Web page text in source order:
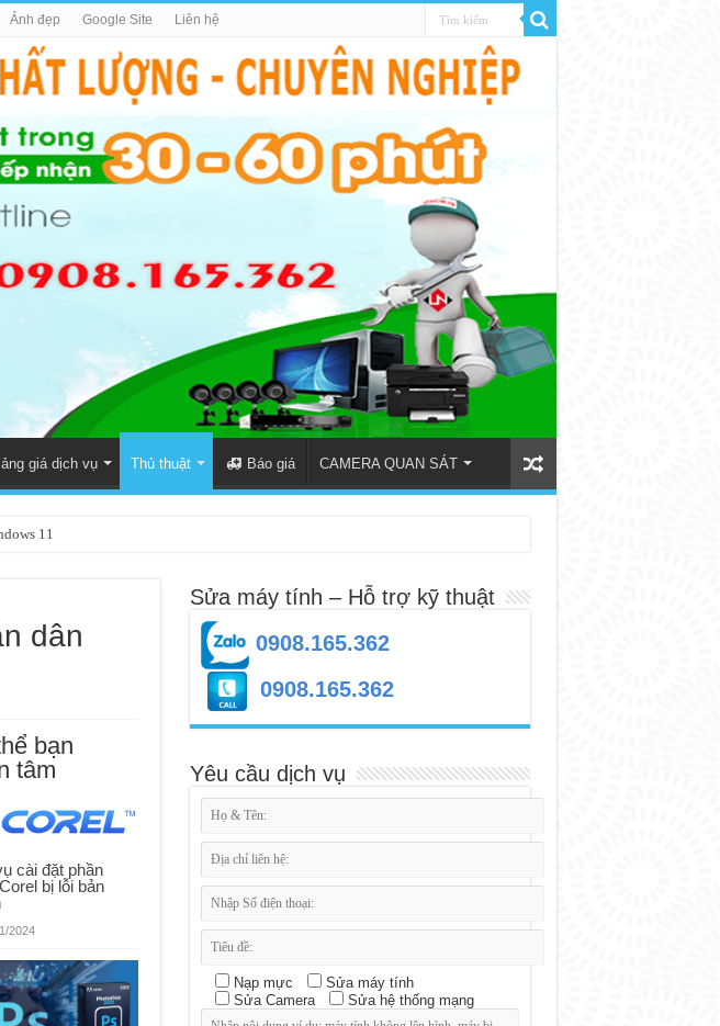
Ảnh đẹp Google Site Liên hệ
giá dịch vụ Thủ thuật Báo giá CAMERA QUAN SÁT
11
dân
bạn
tâm
cài đặt phần
bị lỗi bản
2024
Sửa máy tính – Hỗ trợ kỹ thuật
0908.165.362
0908.165.362
Yêu cầu dịch vụ
Nạp mực
Sửa máy tính
Sửa Camera
Sửa hệ thống mạng